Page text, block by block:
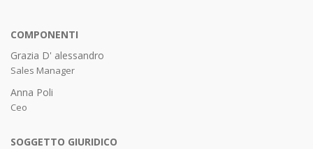
COMPONENTI
Grazia D' alessandro
Sales Manager
Anna Poli
Ceo
SOGGETTO GIURIDICO